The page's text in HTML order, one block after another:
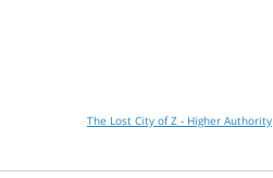
The Lost City of Z - Higher Authority